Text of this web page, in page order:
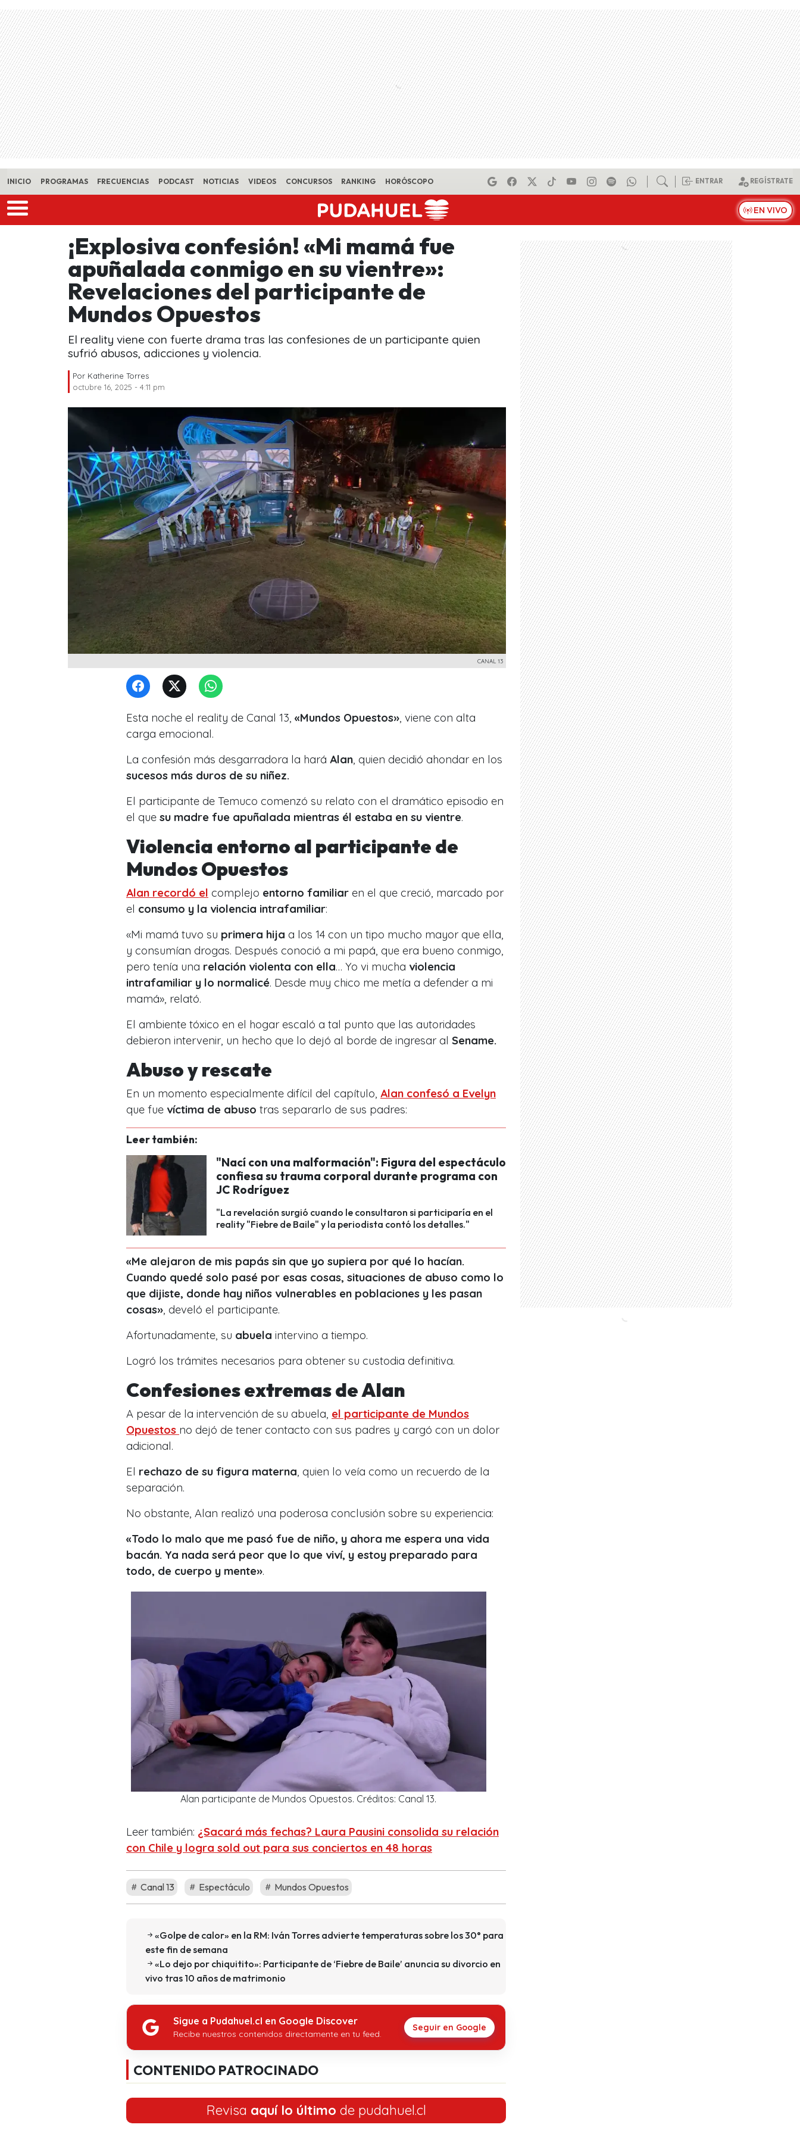
Skip to main content
INICIO PROGRAMAS FRECUENCIAS PODCAST NOTICIAS VIDEOS CONCURSOS RANKING HORÓSCOPO ENTRAR REGÍSTRATE
EN VIVO
¡Explosiva confesión! «Mi mamá fue
apuñalada conmigo en su vientre»:
Revelaciones del participante de
Mundos Opuestos
El reality viene con fuerte drama tras las confesiones de un participante quien
sufrió abusos, adicciones y violencia.
Por Katherine Torres
octubre 16, 2025 - 4:11 pm
CANAL 13
Esta noche el reality de Canal 13, «Mundos Opuestos» , viene con alta
carga emocional.
La confesión más desgarradora la hará Alan , quien decidió ahondar en los
sucesos más duros de su niñez.
El participante de Temuco comenzó su relato con el dramático episodio en
el que su madre fue apuñalada mientras él estaba en su vientre.
Violencia entorno al participante de
Mundos Opuestos
Alan recordó el complejo entorno familiar en el que creció, marcado por
el consumo y la violencia intrafamiliar:
«Mi mamá tuvo su primera hija a los 14 con un tipo mucho mayor que ella,
y consumían drogas. Después conoció a mi papá, que era bueno conmigo,
pero tenía una relación violenta con ella… Yo vi mucha violencia
intrafamiliar y lo normalicé. Desde muy chico me metía a defender a mi
mamá», relató.
El ambiente tóxico en el hogar escaló a tal punto que las autoridades
debieron intervenir, un hecho que lo dejó al borde de ingresar al Sename.
Abuso y rescate
En un momento especialmente difícil del capítulo, Alan confesó a Evelyn
que fue víctima de abuso tras separarlo de sus padres:
Leer también:
"Nací con una malformación": Figura del espectáculo
confiesa su trauma corporal durante programa con
JC Rodríguez
"La revelación surgió cuando le consultaron si participaría en el
reality "Fiebre de Baile" y la periodista contó los detalles."
«Me alejaron de mis papás sin que yo supiera por qué lo hacían.
Cuando quedé solo pasé por esas cosas, situaciones de abuso como lo
que dijiste, donde hay niños vulnerables en poblaciones y les pasan
cosas» , develó el participante.
Afortunadamente, su abuela intervino a tiempo.
Logró los trámites necesarios para obtener su custodia definitiva.
Confesiones extremas de Alan
A pesar de la intervención de su abuela, el participante de Mundos
Opuestos no dejó de tener contacto con sus padres y cargó con un dolor
adicional.
El rechazo de su figura materna , quien lo veía como un recuerdo de la
separación.
No obstante, Alan realizó una poderosa conclusión sobre su experiencia:
«Todo lo malo que me pasó fue de niño, y ahora me espera una vida
bacán. Ya nada será peor que lo que viví, y estoy preparado para
todo, de cuerpo y mente».
Alan participante de Mundos Opuestos. Créditos: Canal 13.
Leer también: ¿Sacará más fechas? Laura Pausini consolida su relación
con Chile y logra sold out para sus conciertos en 48 horas
Canal 13 Espectáculo Mundos Opuestos
«Golpe de calor» en la RM: Iván Torres advierte temperaturas sobre los 30° para
este fin de semana
«Lo dejo por chiquitito»: Participante de ‘Fiebre de Baile’ anuncia su divorcio en
vivo tras 10 años de matrimonio
Sigue a Pudahuel.cl en Google Discover
Recibe nuestros contenidos directamente en tu feed.
Seguir en Google
CONTENIDO PATROCINADO
Revisa aquí lo último de pudahuel.cl